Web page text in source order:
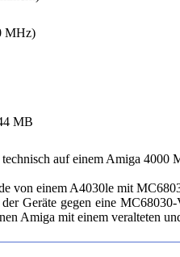
MHz)
MB
auf einem Amiga 4000
von einem A4030le mit
Geräte gegen eine
Amiga mit einem veralteten